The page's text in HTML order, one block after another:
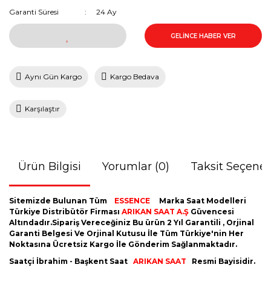
Garanti Süresi
24 Ay
GELİNCE HABER VER
Aynı Gün Kargo Kargo Bedava
Karşılaştır
Ürün Bilgisi Yorumlar (0) Taksit
Sitemizde Bulunan Tüm ESSENCE
Marka Saat Modelleri
Türkiye Distribütör Firması ARIKAN SAAT A.Ş Güvencesi
Altındadır.Sipariş Vereceğiniz Bu ürün 2 Yıl Garantili , Orjinal
Garanti Belgesi Ve Orjinal Kutusu İle Tüm Türkiye'nin Her
Noktasına Ücretsiz Kargo İle Gönderim Sağlanmaktadır.
Saatçi İbrahim - Başkent Saat ARIKAN SAAT Resmi Bayisidir.